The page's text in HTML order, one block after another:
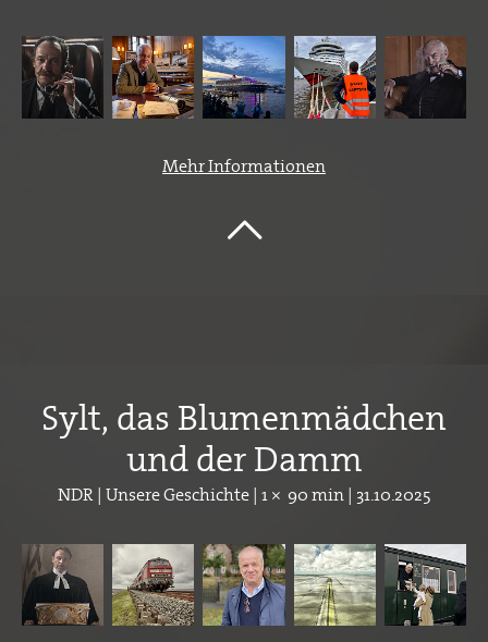
Mehr Informationen
Sylt, das Blumenmädchen
und der Damm
NDR | Unsere Geschichte | 1 × 90 min | 31.10.2025